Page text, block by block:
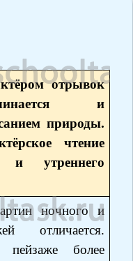
мир
мир
язык
язык
язык
язык
отрывок
и
природы.
чтение
и утреннего
ночного и
отличается.
пейзаже более